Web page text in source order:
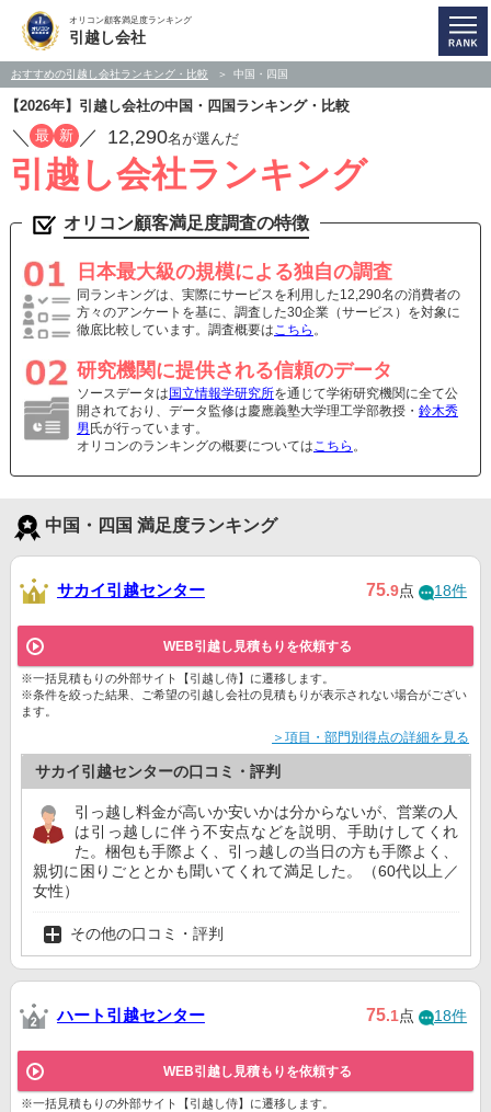
オリコン顧客満足度ランキング
引越し会社
おすすめの引越し会社ランキング・比較 中国・四国
【2026年】引越し会社の中国・四国ランキング・比較
／ 最 新 ／ 12,290名が選んだ
引越し会社ランキング
オリコン顧客満足度調査の特徴
日本最大級の規模による独自の調査
同ランキングは、実際にサービスを利用した12,290名の消費者の
方々のアンケートを基に、調査した30企業（サービス）を対象に
徹底比較しています。調査概要はこちら 。
研究機関に提供される信頼のデータ
ソースデータは 国立情報学研究所を通じて学術研究機関に全て公
開されており、データ監修は慶應義塾大学理工学部教授・ 鈴木秀
男 氏が行っています。
オリコンのランキングの概要についてはこちら 。
中国・四国 満足度ランキング
サカイ引越センター 75.9点 18件
WEB引越し見積もりを依頼する
※一括見積もりの外部サイト【引越し侍】に遷移します。
※条件を絞った結果、ご希望の引越し会社の見積もりが表示されない場合がござい
ます。
＞項目・部門別得点の詳細を見る
サカイ引越センターの口コミ・評判
引っ越し料金が高いか安いかは分からないが、営業の人
は引っ越しに伴う不安点などを説明、手助けしてくれ
た。梱包も手際よく、引っ越しの当日の方も手際よく、
親切に困りごととかも聞いてくれて満足した。（60代以上／
女性）
その他の口コミ・評判
ハート引越センター 75.1点 18件
WEB引越し見積もりを依頼する
※一括見積もりの外部サイト【引越し侍】に遷移します。